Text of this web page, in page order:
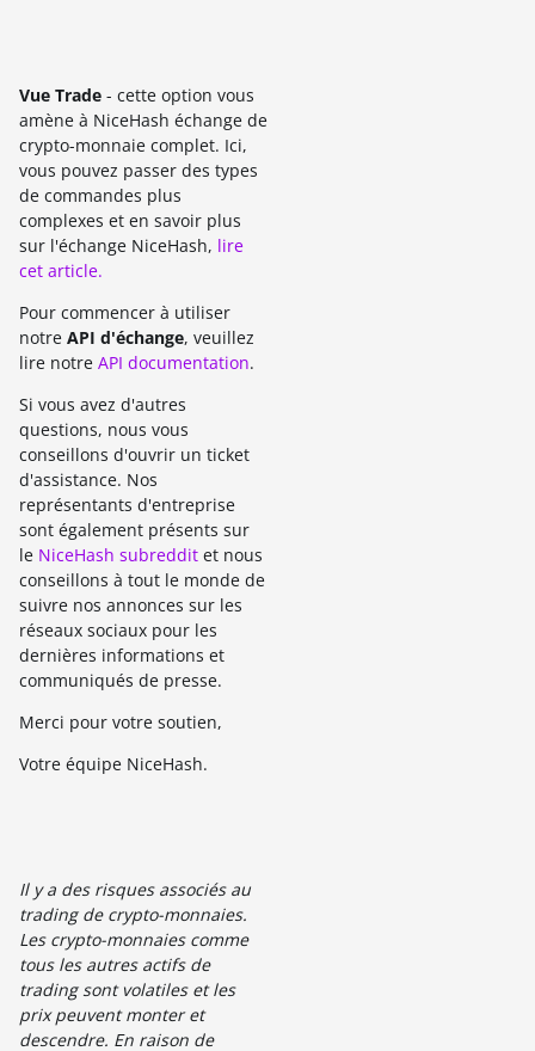
Vue Trade - cette option vous
amène à NiceHash échange de
crypto-monnaie complet. Ici,
vous pouvez passer des types
de commandes plus
complexes et en savoir plus
sur l'échange NiceHash, lire
cet article.
Pour commencer à utiliser
notre API d'échange, veuillez
lire notre API documentation.
Si vous avez d'autres
questions, nous vous
conseillons d'ouvrir un ticket
d'assistance. Nos
représentants d'entreprise
sont également présents sur
le NiceHash subreddit et nous
conseillons à tout le monde de
suivre nos annonces sur les
réseaux sociaux pour les
dernières informations et
communiqués de presse.
Merci pour votre soutien,
Votre équipe NiceHash.
Il y a des risques associés au
trading de crypto-monnaies.
Les crypto-monnaies comme
tous les autres actifs de
trading sont volatiles et les
prix peuvent monter et
descendre. En raison de